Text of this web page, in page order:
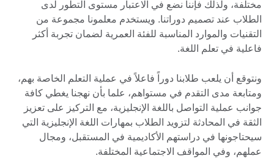
مختلفة، ولذلك فإننا نضع في الاعتبار مستوى التطور لدى
الطلاب عند تصميم دوراتنا. ويستخدم معلمونا مجموعة من
التقنيات والموارد المناسبة للفئة العمرية لضمان تجربة أكثر
فاعلية في تعلم اللغة.
ونتوقع أن يلعب طلابنا دوراً فاعلاً في عملية التعلم الخاصة بهم،
ومتابعة مدى التقدم في مستواهم، علما بأن نهجنا يغطي كافة
جوانب عملية التواصل باللغة الإنجليزية، مع التركيز على تعزيز
الثقة في المحادثة لتزويد الطلاب بمهارات اللغة الإنجليزية التي
سيحتاجونها في دراستهم الأكاديمية في المستقبل، ومجال
عملهم، وفي المواقف الاجتماعية المختلفة.